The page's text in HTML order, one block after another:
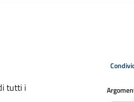
tutti i